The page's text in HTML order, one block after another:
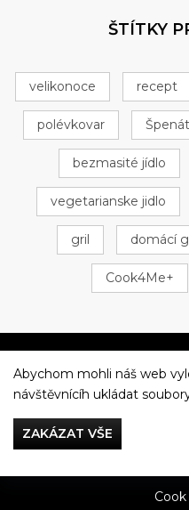
ŠTÍTKY
velikonoce recept
polévkovar
bezmasité jídlo
vegetarianske jidlo
gril domácí
Cook4Me+
Abychom mohli náš web
návštěvnícíh ukládat
ZAKÁZAT VŠE